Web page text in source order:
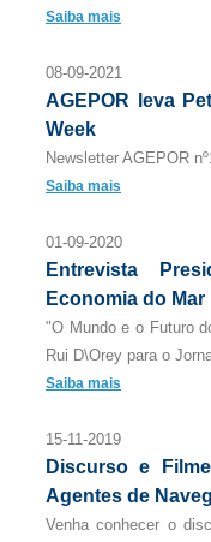
Saiba mais
08-09-2021
AGEPOR leva
Week
Newsletter AGEPOR
Saiba mais
01-09-2020
Entrevista
Economia do Mar
"O Mundo e o Futuro
Rui D\Orey para o
Saiba mais
15-11-2019
Discurso e
Agentes de
Venha conhecer o